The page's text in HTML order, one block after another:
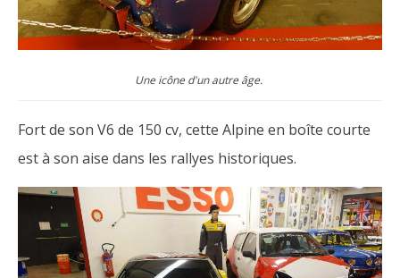
Une icône d'un autre âge.
Fort de son V6 de 150 cv, cette Alpine en boîte courte
est à son aise dans les rallyes historiques.